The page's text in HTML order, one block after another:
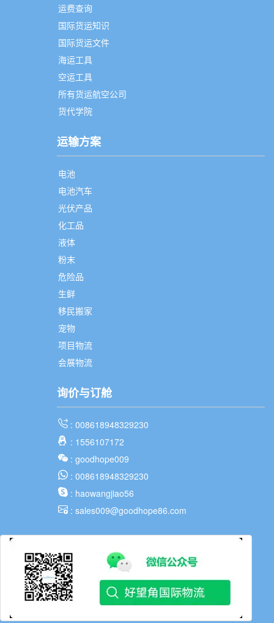
运费查询
国际货运知识
国际货运文件
海运工具
空运工具
所有货运航空公司
货代学院
运输方案
电池
电池汽车
光伏产品
化工品
液体
粉末
危险品
生鲜
移民搬家
宠物
项目物流
会展物流
询价与订舱
: 008618948329230
: 1556107172
: goodhope009
: 008618948329230
: haowangjiao56
: sales009@goodhope86.com